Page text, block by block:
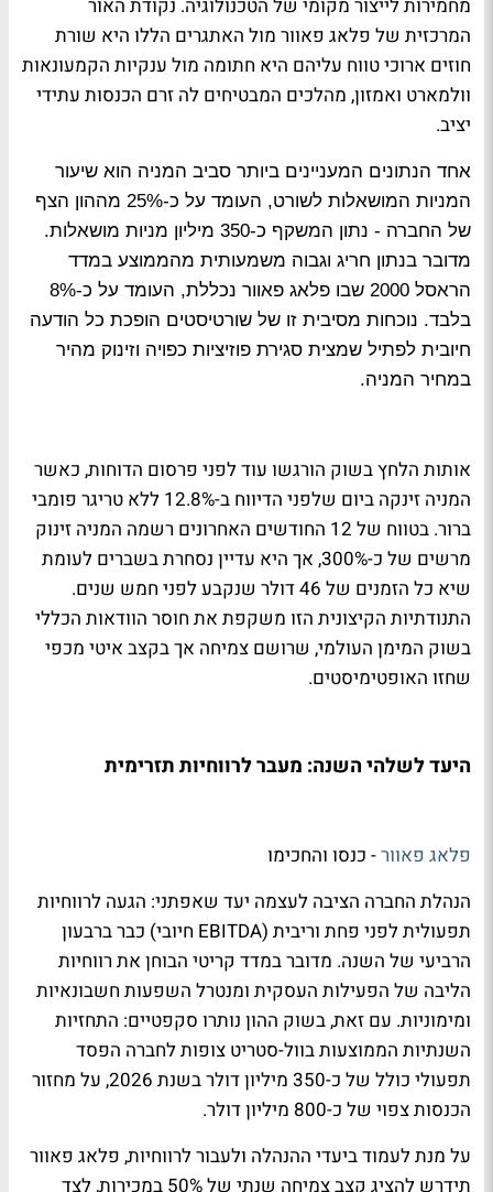
מחמירות לייצור מקומי של הטכנולוגיה. נקודת האור
המרכזית של פלאג פאוור מול האתגרים הללו היא שורת
חוזים ארוכי טווח עליהם היא חתומה מול ענקיות הקמעונאות
וולמארט ואמזון, מהלכים המבטיחים לה זרם הכנסות עתידי
יציב.
אחד הנתונים המעניינים ביותר סביב המניה הוא שיעור
המניות המושאלות לשורט, העומד על כ-25% מההון הצף
של החברה - נתון המשקף כ-350 מיליון מניות מושאלות.
מדובר בנתון חריג וגבוה משמעותית מהממוצע במדד
הראסל 2000 שבו פלאג פאוור נכללת, העומד על כ-8%
בלבד. נוכחות מסיבית זו של שורטיסטים הופכת כל הודעה
חיובית לפתיל שמצית סגירת פוזיציות כפויה וזינוק מהיר
במחיר המניה.
אותות הלחץ בשוק הורגשו עוד לפני פרסום הדוחות, כאשר
המניה זינקה ביום שלפני הדיווח ב-12.8% ללא טריגר פומבי
ברור. בטווח של 12 החודשים האחרונים רשמה המניה זינוק
מרשים של כ-300%, אך היא עדיין נסחרת בשברים לעומת
שיא כל הזמנים של 46 דולר שנקבע לפני חמש שנים.
התנודתיות הקיצונית הזו משקפת את חוסר הוודאות הכללי
בשוק המימן העולמי, שרושם צמיחה אך בקצב איטי מכפי
שחזו האופטימיסטים.
היעד לשלהי השנה: מעבר לרווחיות תזרימית
פלאג פאוור- כנסו והחכימו
הנהלת החברה הציבה לעצמה יעד שאפתני: הגעה לרווחיות
תפעולית לפני פחת וריבית (EBITDA חיובי) כבר ברבעון
הרביעי של השנה. מדובר במדד קריטי הבוחן את רווחיות
הליבה של הפעילות העסקית ומנטרל השפעות חשבונאיות
ומימוניות. עם זאת, בשוק ההון נותרו סקפטיים: התחזיות
השנתיות הממוצעות בוול-סטריט צופות לחברה הפסד
תפעולי כולל של כ-350 מיליון דולר בשנת 2026, על מחזור
הכנסות צפוי של כ-800 מיליון דולר
.
על מנת לעמוד ביעדי ההנהלה ולעבור לרווחיות, פלאג פאוור
תידרש להציג קצב צמיחה שנתי של 50% במכירות, לצד